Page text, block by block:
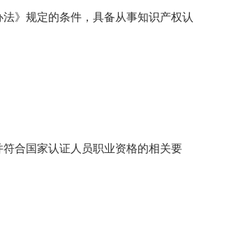
》规定的条件，具备从事知识产权认
合国家认证人员职业资格的相关要